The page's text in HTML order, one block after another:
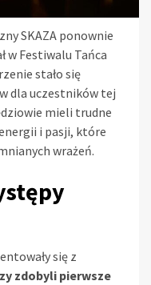
SKAZA ponownie
w Festiwalu Tańca
stało się
dla uczestników tej
mieli trudne
i pasji, które
wrażeń.
się z
zdobyli pierwsze